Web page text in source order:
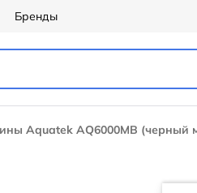
Бренды
Aquatek AQ6000MB (черный